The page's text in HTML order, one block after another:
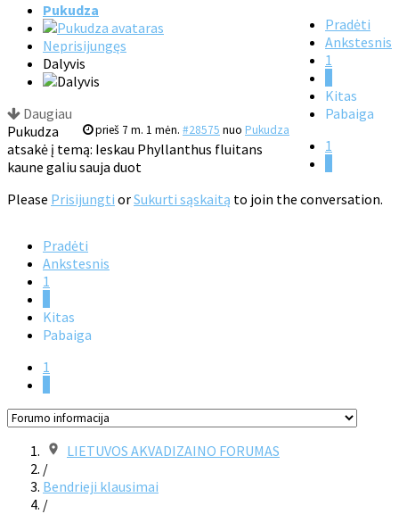
Pradėti
Ankstesnis
1
Kitas
Pabaiga
1
Pukudza
Neprisijungęs
Dalyvis
Daugiau
prieš 7 m. 1 mėn. #28575 nuo Pukudza
Pukudza
atsakė į temą: Ieskau Phyllanthus fluitans
kaune galiu sauja duot
Please Prisijungti orSukurti sąskaitą to join the conversation.
Pradėti
Ankstesnis
1
Kitas
Pabaiga
1
LIETUVOS AKVADIZAINO FORUMAS
/
Bendrieji klausimai
/